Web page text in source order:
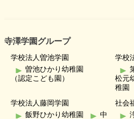
寺澤学園グループ
学校法人曽池学園
曽池ひかり幼稚園
（認定こども園）
学校
松元
稚園
学校法人藤岡学園
飯野ひかり幼稚園
中
社会